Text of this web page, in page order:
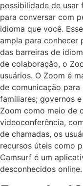
possibilidade de usar
para conversar com
idioma que você.
ampla para conhecer
das barreiras de
de colaboração, o
usuários. O Zoom é
de comunicação
familiares; governos
Zoom como meio de
videoconferência,
de chamadas, os
recursos úteis como
Camsurf é um
desconhecidos online.